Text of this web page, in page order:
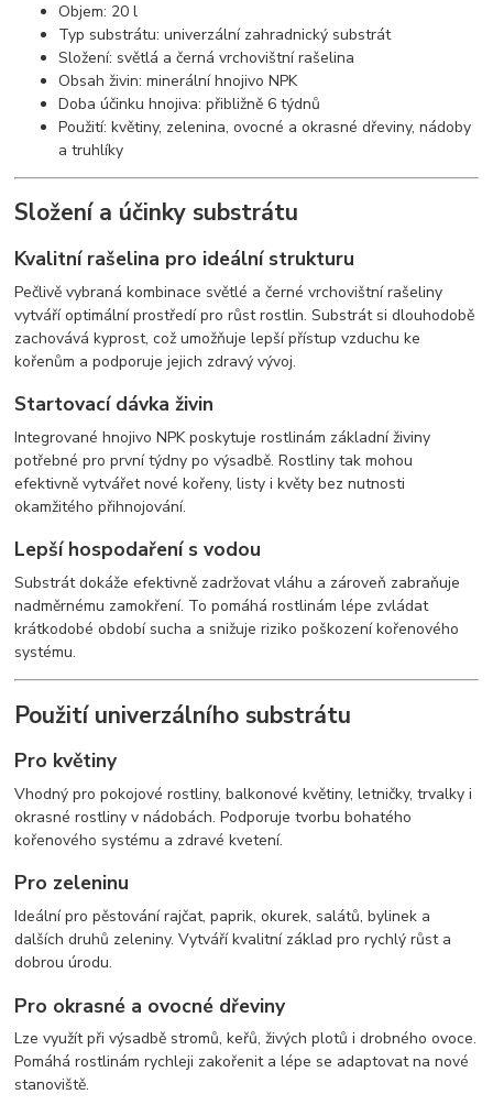
Objem: 20 l
Typ substrátu: univerzální zahradnický substrát
Složení: světlá a černá vrchovištní rašelina
Obsah živin: minerální hnojivo NPK
Doba účinku hnojiva: přibližně 6 týdnů
Použití: květiny, zelenina, ovocné a okrasné dřeviny, nádoby
a truhlíky
Složení a účinky substrátu
Kvalitní rašelina pro ideální strukturu
Pečlivě vybraná kombinace světlé a černé vrchovištní rašeliny
vytváří optimální prostředí pro růst rostlin. Substrát si dlouhodobě
zachovává kyprost, což umožňuje lepší přístup vzduchu ke
kořenům a podporuje jejich zdravý vývoj.
Startovací dávka živin
Integrované hnojivo NPK poskytuje rostlinám základní živiny
potřebné pro první týdny po výsadbě. Rostliny tak mohou
efektivně vytvářet nové kořeny, listy i květy bez nutnosti
okamžitého přihnojování.
Lepší hospodaření s vodou
Substrát dokáže efektivně zadržovat vláhu a zároveň zabraňuje
nadměrnému zamokření. To pomáhá rostlinám lépe zvládat
krátkodobé období sucha a snižuje riziko poškození kořenového
systému.
Použití univerzálního substrátu
Pro květiny
Vhodný pro pokojové rostliny, balkonové květiny, letničky, trvalky i
okrasné rostliny v nádobách. Podporuje tvorbu bohatého
kořenového systému a zdravé kvetení.
Pro zeleninu
Ideální pro pěstování rajčat, paprik, okurek, salátů, bylinek a
dalších druhů zeleniny. Vytváří kvalitní základ pro rychlý růst a
dobrou úrodu.
Pro okrasné a ovocné dřeviny
Lze využít při výsadbě stromů, keřů, živých plotů i drobného ovoce.
Pomáhá rostlinám rychleji zakořenit a lépe se adaptovat na nové
stanoviště.